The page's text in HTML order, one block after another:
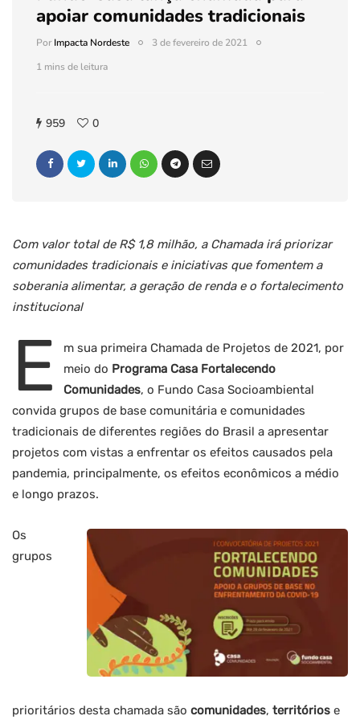
apoiar comunidades tradicionais
PorImpacta Nordeste
3 de fevereiro de 2021
1 mins de leitura
959 0
Com valor total de R$ 1,8 milhão, a Chamada irá priorizar
comunidades tradicionais e iniciativas que fomentem a
soberania alimentar, a geração de renda e o fortalecimento
institucional
E
m sua primeira Chamada de Projetos de 2021, por
meio do Programa Casa Fortalecendo
Comunidades, o Fundo Casa Socioambiental
convida grupos de base comunitária e comunidades
tradicionais de diferentes regiões do Brasil a apresentar
projetos com vistas a enfrentar os efeitos causados pela
pandemia, principalmente, os efeitos econômicos a médio
e longo prazos.
Os
grupos
prioritários desta chamada são comunidades, territórios e